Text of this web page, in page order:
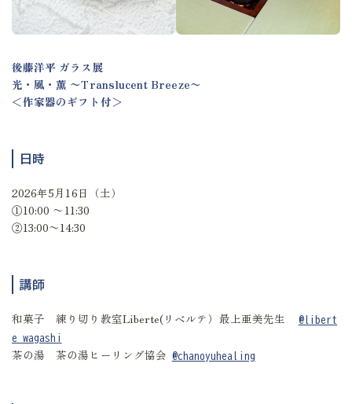
後藤洋平 ガラス展
光・風・薫 〜Translucent Breeze〜
＜作家器のギフト付＞
日時
2026年5月16日（土）
①10:00 〜11:30
②13:00〜14:30
講師
和菓子 練り切り教室Liberte(リベルテ）最上亜美先生
@libert
e_wagashi
茶の湯 茶の湯ヒーリング協会 @chanoyuhealing